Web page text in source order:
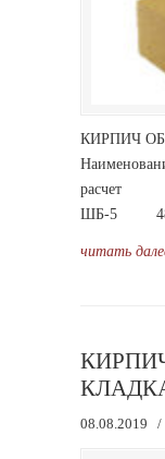
КИРПИЧ
расчет
ШБ-5
читать
08.08.2019 /